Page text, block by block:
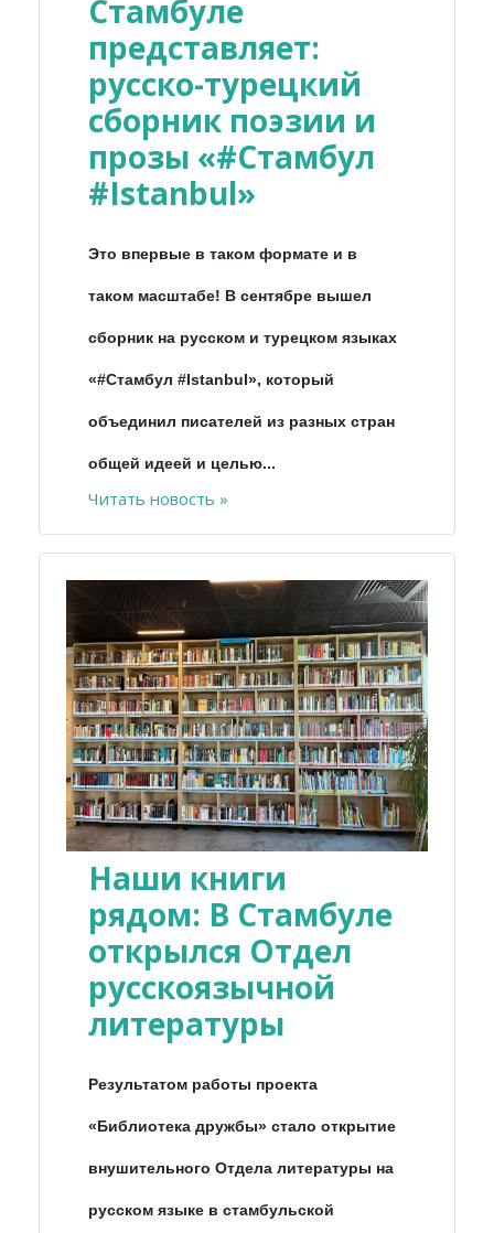
Стамбуле
представляет:
русско-турецкий
сборник поэзии и
прозы «#Стамбул
#Istanbul»
Это впервые в таком формате и в
таком масштабе! В сентябре вышел
сборник на русском и турецком языках
«#Стамбул #Istanbul», который
объединил писателей из разных стран
общей идеей и целью...
Читать новость »
Наши книги
рядом: В Стамбуле
открылся Отдел
русскоязычной
литературы
Результатом работы проекта
«Библиотека дружбы» стало открытие
внушительного Отдела литературы на
русском языке в стамбульской